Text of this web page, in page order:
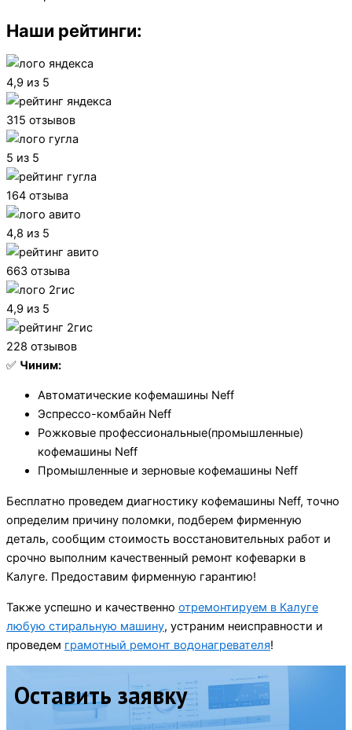
Наши рейтинги:
4,9 из 5
315 отзывов
5 из 5
164 отзыва
4,8 из 5
663 отзыва
4,9 из 5
228 отзывов
✅ Чиним:
Автоматические кофемашины Neff
Эспрессо-комбайн Neff
Рожковые профессиональные(промышленные)
кофемашины Neff
Промышленные и зерновые кофемашины Neff
Бесплатно проведем диагностику кофемашины Neff, точно
определим причину поломки, подберем фирменную
деталь, сообщим стоимость восстановительных работ и
срочно выполним качественный ремонт кофеварки в
Калуге. Предоставим фирменную гарантию!
Также успешно и качественно отремонтируем в Калуге
любую стиральную машину, устраним неисправности и
проведем грамотный ремонт водонагревателя!
Оставить заявку